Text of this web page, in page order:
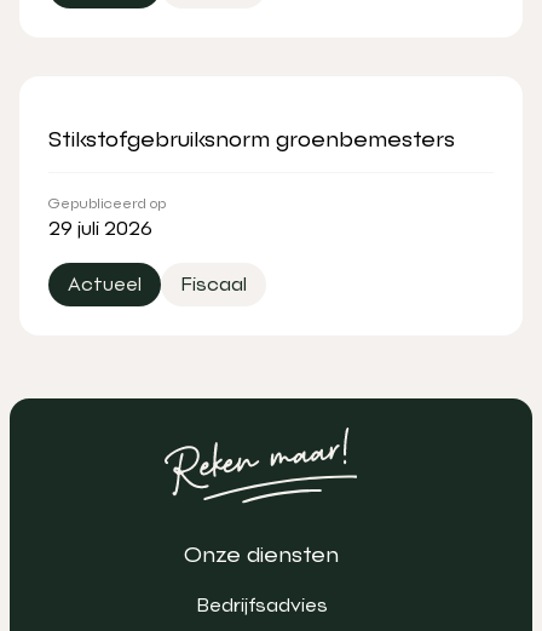
Stikstofgebruiksnorm groenbemesters
Gepubliceerd op
29 juli 2026
Actueel Fiscaal
Onze diensten
Bedrijfsadvies